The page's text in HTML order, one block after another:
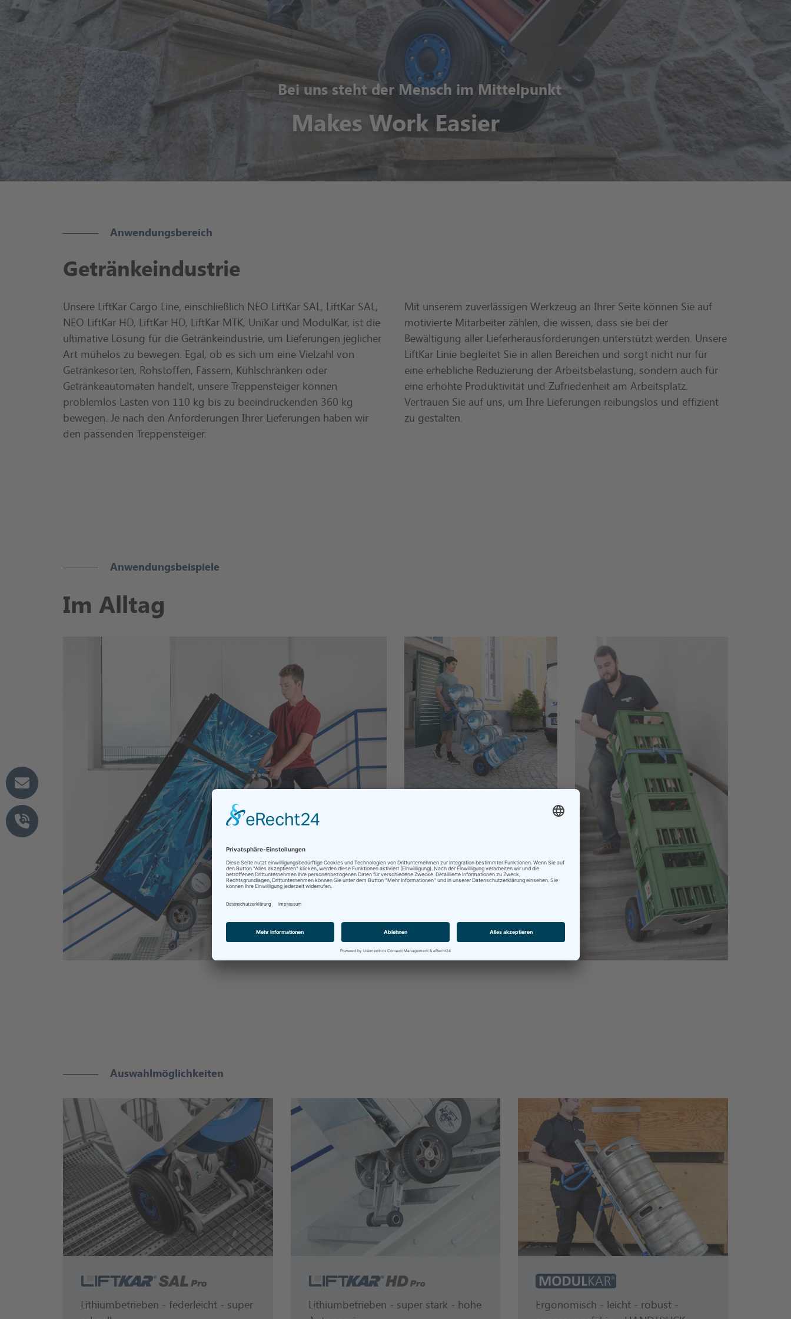
Bei uns steht der Mensch im Mittelpunkt
Makes Work Easier
Anwendungsbereich
Getränkeindustrie
Unsere LiftKar Cargo Line, einschließlich NEO LiftKar SAL, LiftKar SAL,
NEO LiftKar HD, LiftKar HD, LiftKar MTK, UniKar und ModulKar, ist die
ultimative Lösung für die Getränkeindustrie, um Lieferungen jeglicher
Art mühelos zu bewegen. Egal, ob es sich um eine Vielzahl von
Getränkesorten, Rohstoffen, Fässern, Kühlschränken oder
Getränkeautomaten handelt, unsere Treppensteiger können
problemlos Lasten von 110 kg bis zu beeindruckenden 360 kg
bewegen. Je nach den Anforderungen Ihrer Lieferungen haben wir
den passenden Treppensteiger.
Mit unserem zuverlässigen Werkzeug an Ihrer Seite können Sie auf
motivierte Mitarbeiter zählen, die wissen, dass sie bei der
Bewältigung aller Lieferherausforderungen unterstützt werden. Unsere
LiftKar Linie begleitet Sie in allen Bereichen und sorgt nicht nur für
eine erhebliche Reduzierung der Arbeitsbelastung, sondern auch für
eine erhöhte Produktivität und Zufriedenheit am Arbeitsplatz.
Vertrauen Sie auf uns, um Ihre Lieferungen reibungslos und effizient
zu gestalten.
Anwendungsbeispiele
Im Alltag
Auswahlmöglichkeiten
Lithiumbetrieben - federleicht - super
LiftKar SAL Pro
Lithiumbetrieben - super stark - hohe
LiftKar HD Pro
Ergonomisch - leicht - robust -
ModulKar